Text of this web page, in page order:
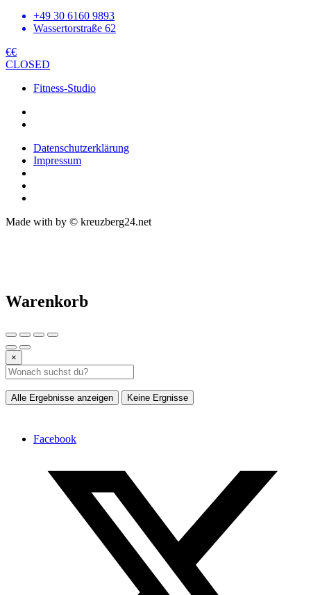
+49 30 6160 9893
Wassertorstraße 62
€€
CLOSED
Fitness-Studio
Datenschutzerklärung
Impressum
Made with by © kreuzberg24.net
Warenkorb
×
Alle Ergebnisse anzeigen Keine Ergnisse
Facebook